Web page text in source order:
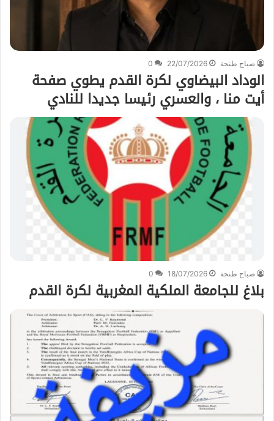
صباح طنجة 22/07/2026
0
الوداد البيضاوي لكرة القدم يطوي صفحة
أيت منا ، والعسري رئيسا جديدا للنادي
صباح طنجة 18/07/2026
0
بلاغ للجامعة الملكية المغربية لكرة القدم